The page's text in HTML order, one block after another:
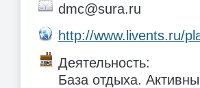
dmc@sura.ru
http://www.livents.ru/
Деятельность:
База отдыха.